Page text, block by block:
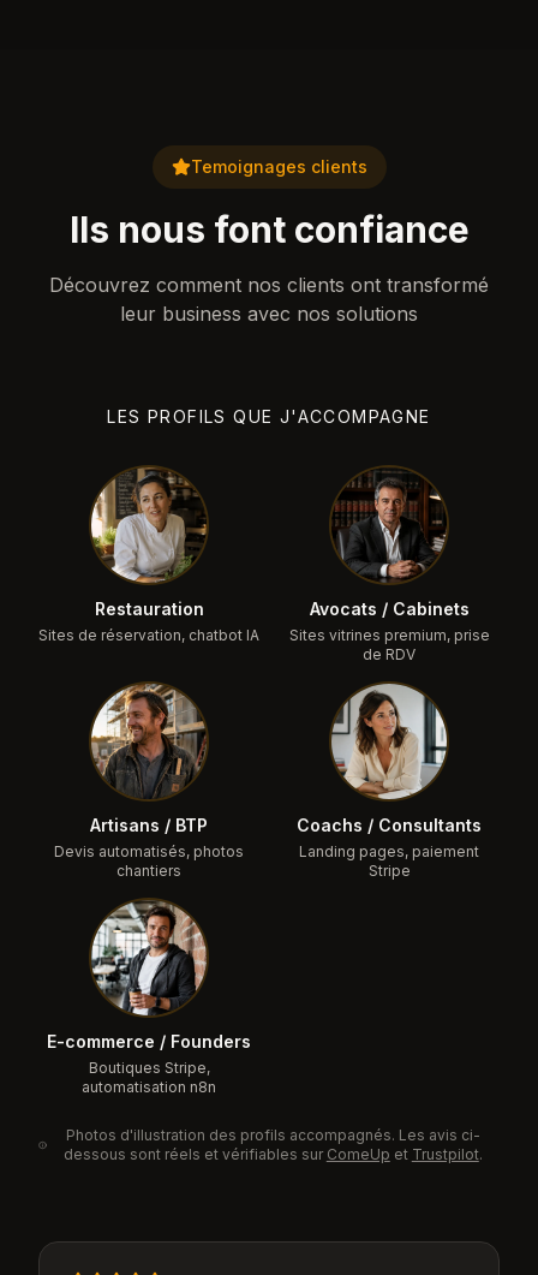
Temoignages clients
Ils nous font confiance
Découvrez comment nos clients ont transformé
leur business avec nos solutions
LES PROFILS QUE J'ACCOMPAGNE
Restauration
Sites de réservation, chatbot IA
Avocats / Cabinets
Sites vitrines premium, prise
de RDV
Artisans / BTP
Devis automatisés, photos
chantiers
Coachs / Consultants
Landing pages, paiement
Stripe
E-commerce / Founders
Boutiques Stripe,
automatisation n8n
Photos d'illustration des profils accompagnés. Les avis ci-
dessous sont réels et vérifiables sur ComeUp et Trustpilot.